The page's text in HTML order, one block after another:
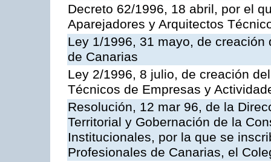
Decreto 62/1996, 18 abril, por el
Aparejadores y Arquitectos
Ley 1/1996, 31 mayo, de
de Canarias
Ley 2/1996, 8 julio, de creación
Técnicos de Empresas y
Resolución, 12 mar 96, de la
Territorial y Gobernación de la
Institucionales, por la que se
Profesionales de Canarias, el